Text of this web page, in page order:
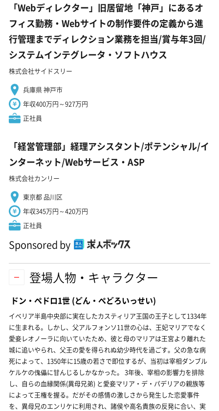
「Webディレクター」旧居留地「神戸」にあるオ
フィス勤務・Webサイトの制作要件の定義から進
行管理までディレクション業務を担当/賞与年3回/
システムインテグレータ・ソフトハウス
株式会社サイドスリー
兵庫県 神戸市
年収400万円～927万円
正社員
「経営管理部」経理アシスタント/ポテンシャル/イ
ンターネット/Webサービス・ASP
株式会社カンリー
東京都 品川区
年収345万円～420万円
正社員
Sponsored by
登場人物・キャラクター
ドン・ペドロ1世 (どん・ぺどろいっせい)
イベリア半島中央部に実在したカスティリア王国の王子として1334年
に生まれる。しかし、父アルフォンソ11世の心は、王妃マリアでなく
愛妾レオノーラに向いていたため、彼と母のマリアは王宮より離れた
城に追いやられ、父王の愛を得られぬ幼少時代を過ごす。父の急な病
死によって、1350年に15歳の若さで即位するが、当初は宰相ダンブル
ケルケの傀儡に甘んじるしかなかった。 3年後、宰相の影響力を排除
し、自らの血縁関係(異母兄弟) と愛妾マリア・デ・パデリアの親族等
によって王権を握る。だがその感情の激しさから発生した恋愛事件
を、異母兄のエンリケに利用され、諸侯や高名貴族の反発に合い、実